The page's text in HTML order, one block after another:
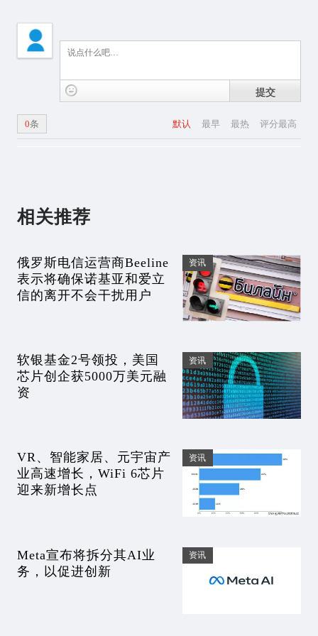
提交
默认 最早 最热 评分最高
0条
相关推荐
俄罗斯电信运营商Beeline
表示将确保诺基亚和爱立
信的离开不会干扰用户
资讯
软银基金2号领投，美国
芯片创企获5000万美元融
资
资讯
VR、智能家居、元宇宙产
业高速增长，WiFi 6芯片
迎来新增长点
资讯
Meta宣布将拆分其AI业
务，以促进创新
资讯